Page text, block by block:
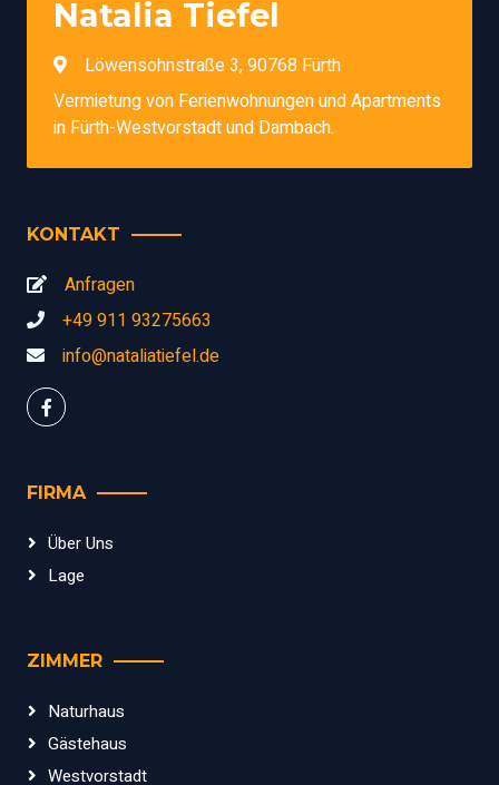
Natalia Tiefel
Löwensohnstraße 3, 90768 Fürth
Vermietung von Ferienwohnungen und Apartments
in Fürth-Westvorstadt und Dambach.
KONTAKT
Anfragen
+49 911 93275663
info@nataliatiefel.de
FIRMA
Über Uns
Lage
ZIMMER
Naturhaus
Gästehaus
Westvorstadt